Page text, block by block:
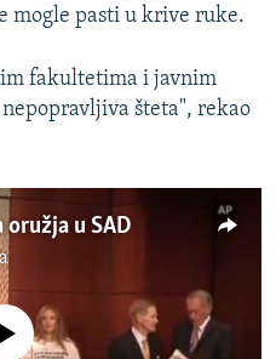
mogle pasti u krive ruke.
fakultetima i javnim
šteta", rekao
u SAD
currently available